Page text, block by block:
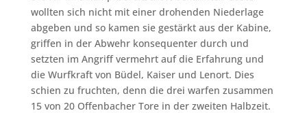
wollten sich nicht mit einer drohenden Niederlage
abgeben und so kamen sie gestärkt aus der Kabine,
griffen in der Abwehr konsequenter durch und
setzten im Angriff vermehrt auf die Erfahrung und
die Wurfkraft von Büdel, Kaiser und Lenort. Dies
schien zu fruchten, denn die drei warfen zusammen
15 von 20 Offenbacher Tore in der zweiten Halbzeit.